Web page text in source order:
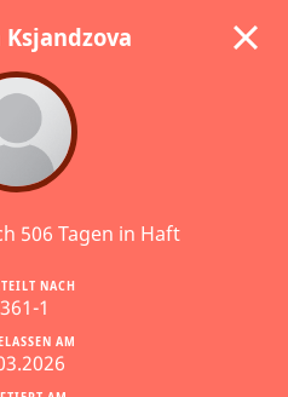
506 Tagen in Haft
AM
NACH
1